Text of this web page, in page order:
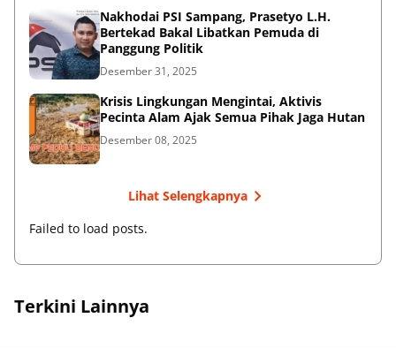
Nakhodai PSI Sampang, Prasetyo L.H.
Bertekad Bakal Libatkan Pemuda di
Panggung Politik
Desember 31, 2025
Krisis Lingkungan Mengintai, Aktivis
Pecinta Alam Ajak Semua Pihak Jaga Hutan
Desember 08, 2025
Lihat Selengkapnya
Failed to load posts.
Terkini Lainnya